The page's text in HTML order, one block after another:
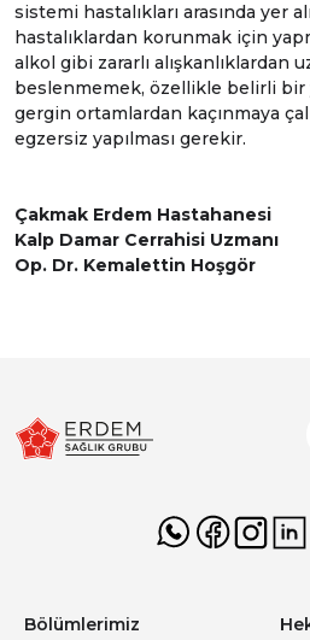
sistemi hastalıkları arasında yer
hastalıklardan korunmak için
alkol gibi zararlı alışkanlıklardan
beslenmemek, özellikle belirli bir
gergin ortamlardan kaçınmaya
egzersiz yapılması gerekir.
Çakmak Erdem Hastahanesi
Kalp Damar Cerrahisi Uzmanı
Op. Dr. Kemalettin Hoşgör
Bölümlerimiz